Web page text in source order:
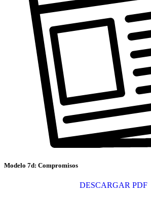
Modelo 7d: Compromisos
DESCARGAR PDF